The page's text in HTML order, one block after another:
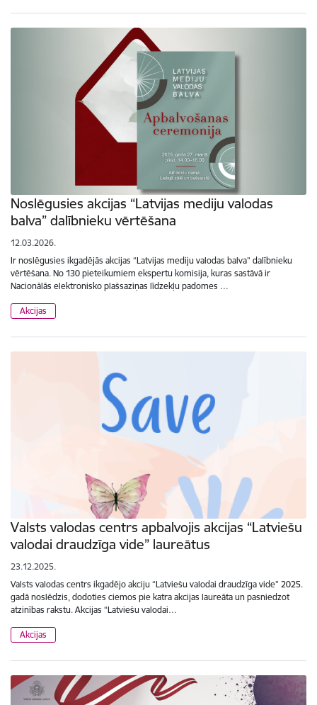
Noslēgusies akcijas “Latvijas mediju valodas
balva” dalībnieku vērtēšana
12.03.2026.
Ir noslēgusies ikgadējās akcijas “Latvijas mediju valodas balva” dalībnieku
vērtēšana. No 130 pieteikumiem ekspertu komisija, kuras sastāvā ir
Nacionālās elektronisko plašsaziņas līdzekļu padomes …
Akcijas
Valsts valodas centrs apbalvojis akcijas “Latviešu
valodai draudzīga vide” laureātus
23.12.2025.
Valsts valodas centrs ikgadējo akciju “Latviešu valodai draudzīga vide” 2025.
gadā noslēdzis, dodoties ciemos pie katra akcijas laureāta un pasniedzot
atzinības rakstu. Akcijas “Latviešu valodai…
Akcijas